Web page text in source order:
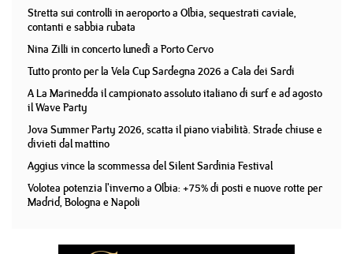
Stretta sui controlli in aeroporto a Olbia, sequestrati caviale,
contanti e sabbia rubata
Nina Zilli in concerto lunedì a Porto Cervo
Tutto pronto per la Vela Cup Sardegna 2026 a Cala dei Sardi
A La Marinedda il campionato assoluto italiano di surf e ad agosto
il Wave Party
Jova Summer Party 2026, scatta il piano viabilità. Strade chiuse e
divieti dal mattino
Aggius vince la scommessa del Silent Sardinia Festival
Volotea potenzia l'inverno a Olbia: +75% di posti e nuove rotte per
Madrid, Bologna e Napoli